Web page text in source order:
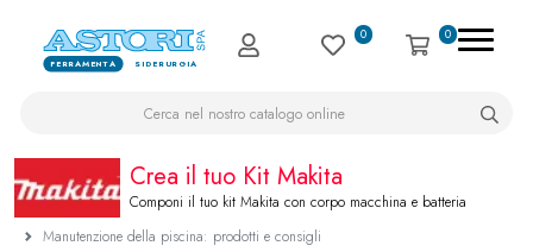
FERRAMENTA SIDERURGIA
0 0
Crea il tuo Kit Makita
Componi il tuo kit Makita con corpo macchina e batteria
Manutenzione della piscina: prodotti e consigli